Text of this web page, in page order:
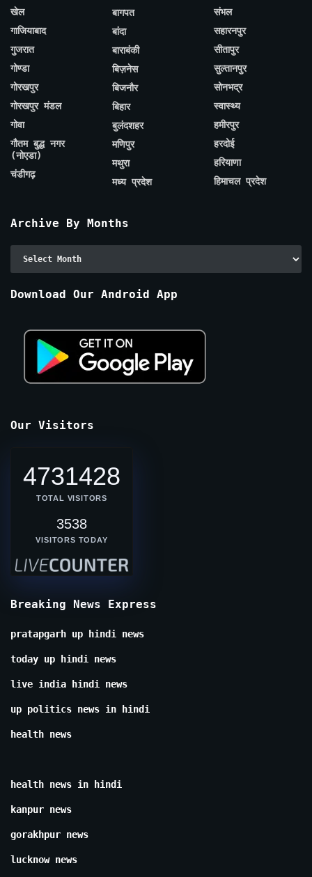
खेल
गाजियाबाद
गुजरात
गोण्डा
गोरखपुर
गोरखपुर मंडल
गोवा
गौतम बुद्ध नगर
(नोएडा)
चंडीगढ़
बागपत
बांदा
बाराबंकी
बिज़नेस
बिजनौर
बिहार
बुलंदशहर
मणिपुर
मथुरा
मध्य प्रदेश
संभल
सहारनपुर
सीतापुर
सुल्तानपुर
सोनभद्र
स्वास्थ्य
हमीरपुर
हरदोई
हरियाणा
हिमाचल प्रदेश
Archive By Months
Download Our Android App
Our Visitors
4731428
TOTAL VISITORS
3538
VISITORS TODAY
Breaking News Express
pratapgarh up hindi news
today up hindi news
live india hindi news
up politics news in hindi
health news
health news in hindi
kanpur news
gorakhpur news
lucknow news